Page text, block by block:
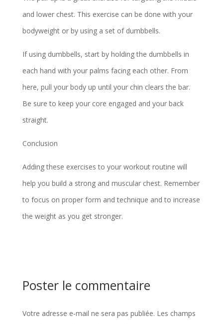
and lower chest. This exercise can be done with your
bodyweight or by using a set of dumbbells.
If using dumbbells, start by holding the dumbbells in
each hand with your palms facing each other. From
here, pull your body up until your chin clears the bar.
Be sure to keep your core engaged and your back
straight.
Conclusion
Adding these exercises to your workout routine will
help you build a strong and muscular chest. Remember
to focus on proper form and technique and to increase
the weight as you get stronger.
Poster le commentaire
Votre adresse e-mail ne sera pas publiée. Les champs